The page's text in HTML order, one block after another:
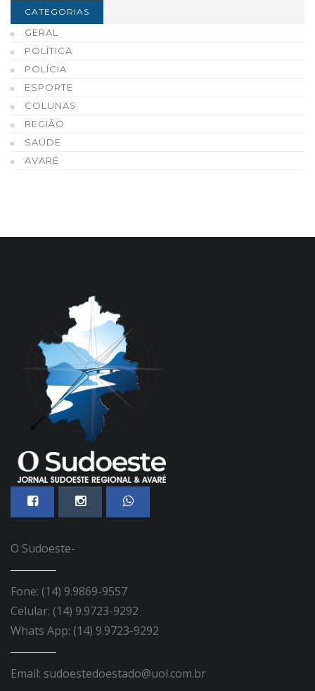
CATEGORIAS
GERAL
POLÍTICA
POLÍCIA
ESPORTE
COLUNAS
REGIÃO
SAÚDE
AVARÉ
O Sudoeste-
Fone: (14) 9.9869-9557
Celular: (14) 9.9723-9292
Whats App: (14) 9.9723-9292
Email: sudoestedoestado@uol.com.br